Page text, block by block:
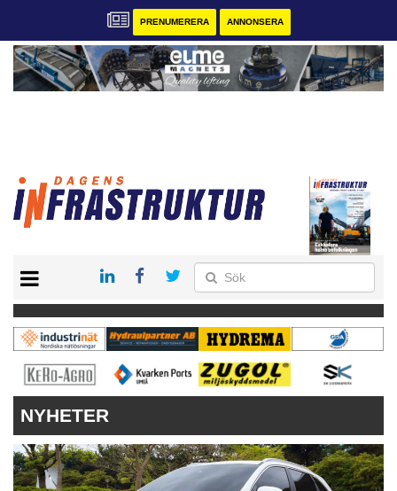
PRENUMERERA ANNONSERA
KONTAKT
VÅRA ANDRA MAGASIN
PRENUMERERA
NYHETER